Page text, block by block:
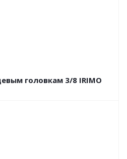
головкам 3/8 IRIMO